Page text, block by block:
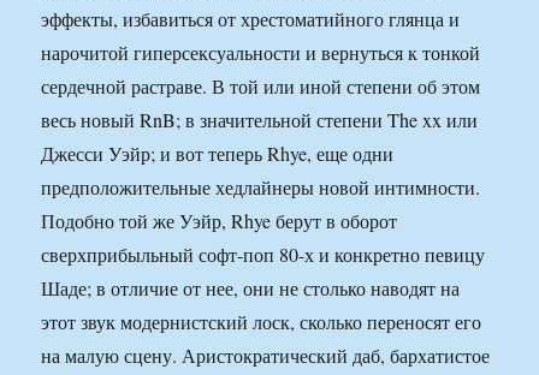
эффекты, избавиться от хрестоматийного глянца и
нарочитой гиперсексуальности и вернуться к тонкой
сердечной растраве. В той или иной степени об этом
весь новый RnB; в значительной степени The xx или
Джесси Уэйр; и вот теперь Rhye, еще одни
предположительные хедлайнеры новой интимности.
Подобно той же Уэйр, Rhye берут в оборот
сверхприбыльный софт-поп 80-х и конкретно певицу
Шаде; в отличие от нее, они не столько наводят на
этот звук модернистский лоск, сколько переносят его
на малую сцену. Аристократический даб, бархатистое